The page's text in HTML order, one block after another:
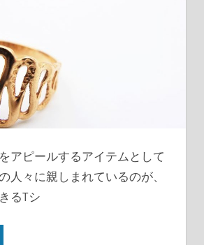
アピールするアイテムとして
人々に親しまれているのが、
るTシ